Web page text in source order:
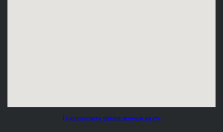
Просмотреть увеличенную карту